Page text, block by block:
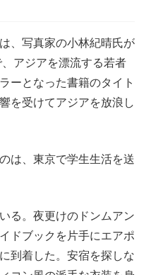
、写真家の小林紀晴氏が
アジアを漂流する若者
ーとなった書籍のタイト
を受けてアジアを放浪し
は、東京で学生生活を送
る。夜更けのドンムアン
ドブックを片手にエアポ
到着した。安宿を探しな